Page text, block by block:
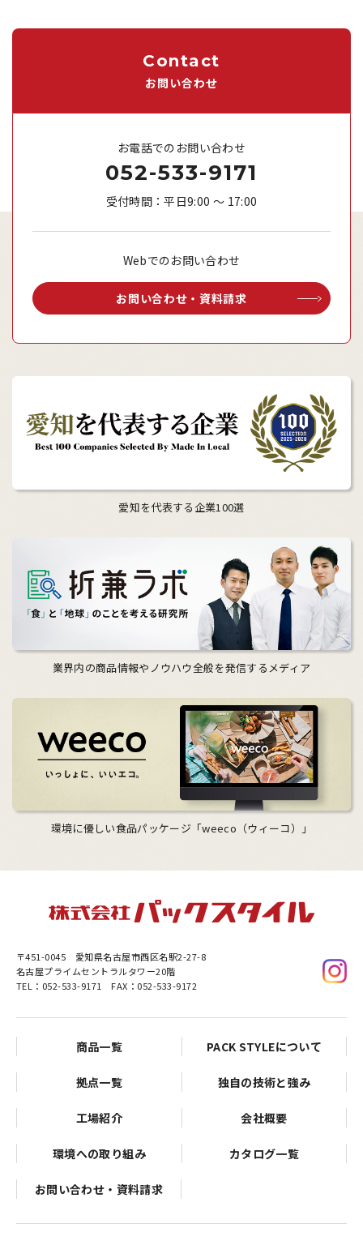
Contact
お問い合わせ
お電話でのお問い合わせ
052-533-9171
受付時間：平日9:00 ～ 17:00
Webでのお問い合わせ
お問い合わせ・資料請求
愛知を代表する企業100選
業界内の商品情報やノウハウ全般を発信するメディア
環境に優しい食品パッケージ「weeco（ウィーコ）」
〒451-0045 愛知県名古屋市西区名駅2-27-8
名古屋プライムセントラルタワー20階
TEL：052-533-9171 FAX：052-533-9172
商品一覧 PACK STYLEについて
拠点一覧 独自の技術と強み
工場紹介 会社概要
環境への取り組み カタログ一覧
お問い合わせ・資料請求